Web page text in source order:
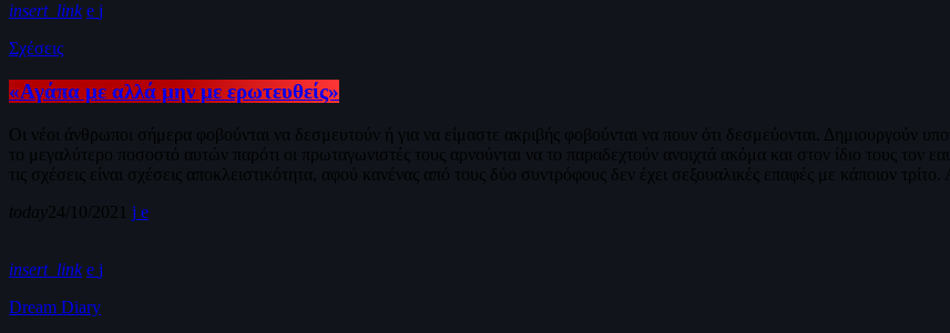
insert_link
Σχέσεις
«Αγάπα με αλλά μην με ερωτευθείς»
Οι νέοι άνθρωποι σήμερα φοβούνται να δεσμευτούν ή για να είμαστε ακριβής φοβούνται να πουν ότι δεσμεύονται. Δημιουργούν
το μεγαλύτερο ποσοστό αυτών παρότι οι πρωταγωνιστές τους αρνούνται να το παραδεχτούν ανοιχτά ακόμα και στον ίδιο τους τον
τις σχέσεις είναι σχέσεις αποκλειστικότητα, αφού κανένας από τους δύο συντρόφους δεν έχει σεξουαλικές επαφές με κάποιον
today 24/10/2021
insert_link
Dream Diary